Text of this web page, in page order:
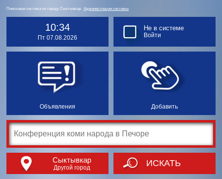
Поисковая система по городу Сыктывкар. Администрация системы
10:34
Пт 07.08.2026
Объявления Добавить
Не в системе
Войти
Сыктывкар
Другой город ИСКАТЬ